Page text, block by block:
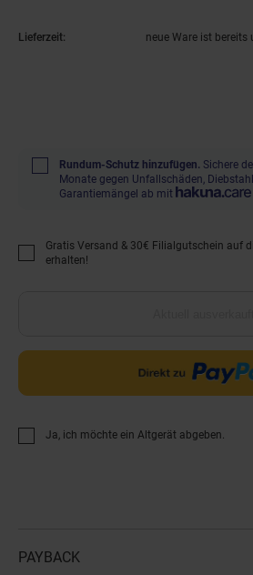
Lieferzeit: neue Ware ist bereits
Rundum-Schutz hinzufügen. Sichere
Monate gegen Unfallschäden,
Garantiemängel ab mit
Promotion "Gratis Versand &amp; 30€
Gratis Versand & 30€ Filialgutschein auf
erhalten!
Ja, ich möchte ein Altgerät abgeben.
PAYBACK